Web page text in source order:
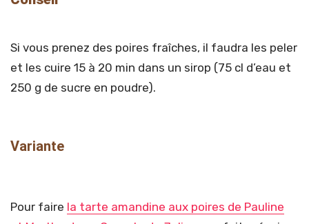
Si vous prenez des poires fraîches, il faudra les peler
et les cuire 15 à 20 min dans un sirop (75 cl d’eau et
250 g de sucre en poudre).
Variante
Pour faire la tarte amandine aux poires de Pauline